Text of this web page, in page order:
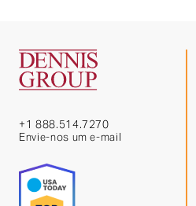
+1 888.514.7270
Envie-nos um e-mail